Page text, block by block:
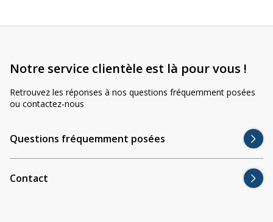
Notre service clientèle est là pour vous !
Retrouvez les réponses à nos questions fréquemment posées
ou contactez-nous
Questions fréquemment posées
Contact